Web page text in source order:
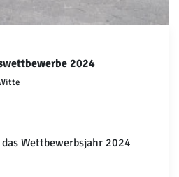
2024
Wettbewerbsjahr 2024